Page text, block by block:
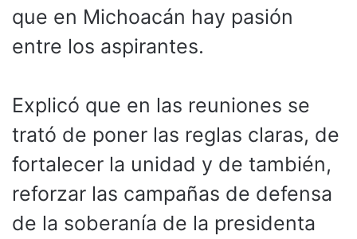
que en Michoacán hay pasión
entre los aspirantes.
Explicó que en las reuniones se
trató de poner las reglas claras, de
fortalecer la unidad y de también,
reforzar las campañas de defensa
de la soberanía de la presidenta